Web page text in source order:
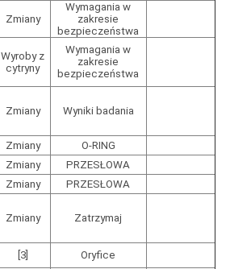
Zmiany
Wymagania w
zakresie
bezpieczeństwa
Wyroby z
cytryny
Wymagania w
zakresie
bezpieczeństwa
Zmiany Wyniki badania
Zmiany
O-RING
Zmiany
PRZESŁOWA
Zmiany PRZESŁOWA
Zmiany Zatrzymaj
[3]
Oryfice